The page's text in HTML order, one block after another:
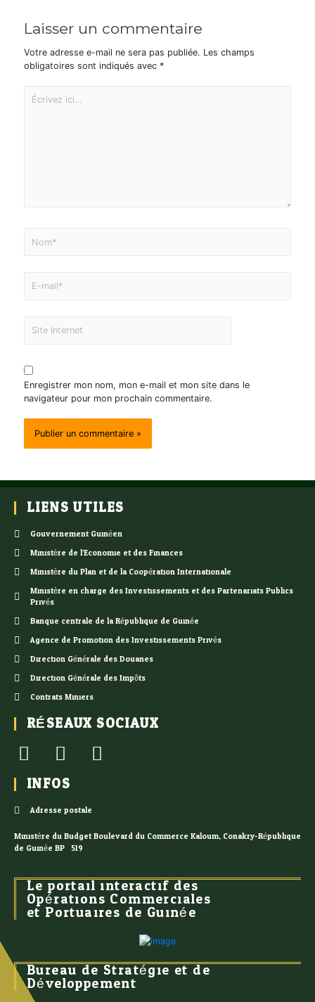
Laisser un commentaire
Votre adresse e-mail ne sera pas publiée. Les champs
obligatoires sont indiqués avec *
Enregistrer mon nom, mon e-mail et mon site dans le
navigateur pour mon prochain commentaire.
LIENS UTILES
Gouvernement Guinéen
Ministère de l’Economie et des Finances
Ministère du Plan et de la Coopération Internationale
Ministère en charge des Investissements et des Partenariats Publics
Privés
Banque centrale de la République de Guinée
Agence de Promotion des Investissements Privés
Direction Générale des Douanes
Direction Générale des Impôts
Contrats Miniers
RÉSEAUX SOCIAUX
INFOS
Adresse postale
Ministère du Budget Boulevard du Commerce Kaloum, Conakry-République
de Guinée BP : 519
Le portail interactif des
Opérations Commerciales
et Portuaires de Guinée
Bureau de Stratégie et de
Développement